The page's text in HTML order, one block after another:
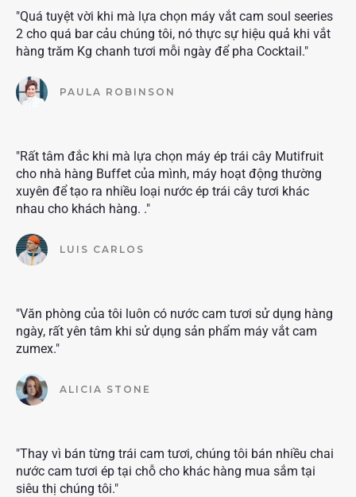
"Quá tuyệt vời khi mà lựa chọn máy vắt cam soul seeries
2 cho quá bar cảu chúng tôi, nó thực sự hiệu quả khi vắt
hàng trăm Kg chanh tươi mỗi ngày để pha Cocktail."
PAULA ROBINSON
"Rất tâm đắc khi mà lựa chọn máy ép trái cây Mutifruit
cho nhà hàng Buffet của mình, máy hoạt động thường
xuyên để tạo ra nhiều loại nước ép trái cây tươi khác
nhau cho khách hàng. ."
LUIS CARLOS
"Văn phòng của tôi luôn có nước cam tươi sử dụng hàng
ngày, rất yên tâm khi sử dụng sản phẩm máy vắt cam
zumex."
ALICIA STONE
"Thay vì bán từng trái cam tươi, chúng tôi bán nhiều chai
nước cam tươi ép tại chỗ cho khác hàng mua sắm tại
siêu thị chúng tôi."